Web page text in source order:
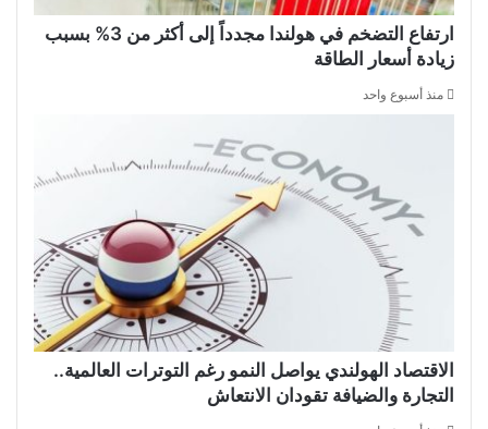
ارتفاع التضخم في هولندا مجدداً إلى أكثر من 3% بسبب
زيادة أسعار الطاقة
منذ أسبوع واحد
الاقتصاد الهولندي يواصل النمو رغم التوترات العالمية..
التجارة والضيافة تقودان الانتعاش